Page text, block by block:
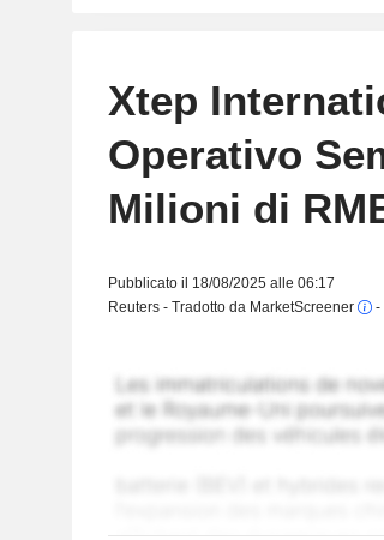
Xtep
Operativo
Milioni di
Pubblicato il 18/08/2025 alle 06:17
Reuters - Tradotto da MarketScreener
-